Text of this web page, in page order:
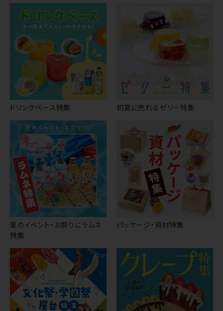
ドリンクベース特集 初夏に売れるゼリー特集
夏のイベント・お祭りにラムネ
特集
パッケージ・資材特集